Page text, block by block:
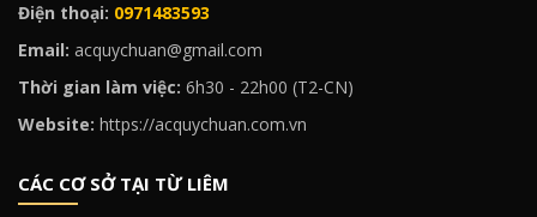
Điện thoại: 0971483593
Email: acquychuan@gmail.com
Thời gian làm việc: 6h30 - 22h00 (T2-CN)
Website: https://acquychuan.com.vn
CÁC CƠ SỞ TẠI TỪ LIÊM